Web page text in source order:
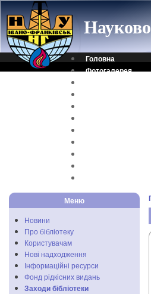
Головна
Фотогалерея
Меню
Новини
Про бібліотеку
Користувачам
Нові надходження
Інформаційні ресурси
Фонд рідкісних видань
Заходи бібліотеки